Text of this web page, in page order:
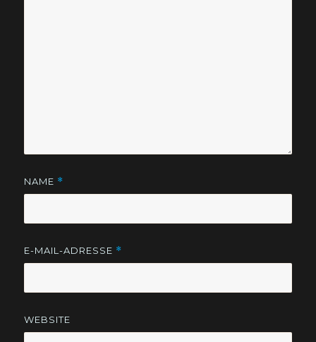
NAME *
E-MAIL-ADRESSE *
WEBSITE